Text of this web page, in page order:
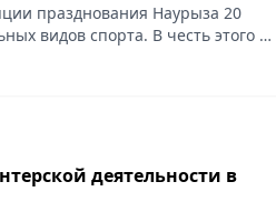
празднования Наурыза 20
видов спорта. В честь этого в
прошли соревнования по
деятельности в